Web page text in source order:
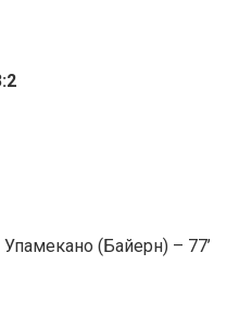
Упамекано (Байерн) – 77’